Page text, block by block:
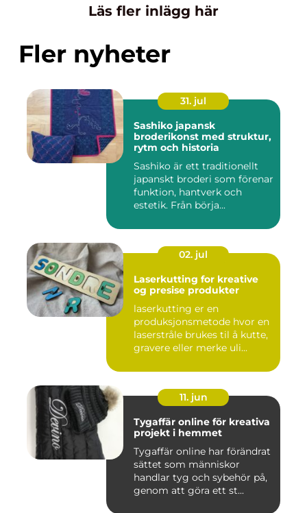
Läs fler inlägg här
Fler nyheter
31. jul
Sashiko japansk
broderikonst med struktur,
rytm och historia
Sashiko är ett traditionellt
japanskt broderi som förenar
funktion, hantverk och
estetik. Från börja...
02. jul
Laserkutting for kreative
og presise produkter
laserkutting er en
produksjonsmetode hvor en
laserstråle brukes til å kutte,
gravere eller merke uli...
11. jun
Tygaffär online för kreativa
projekt i hemmet
Tygaffär online har förändrat
sättet som människor
handlar tyg och sybehör på,
genom att göra ett st...